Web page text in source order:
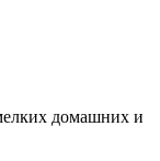
домашних и